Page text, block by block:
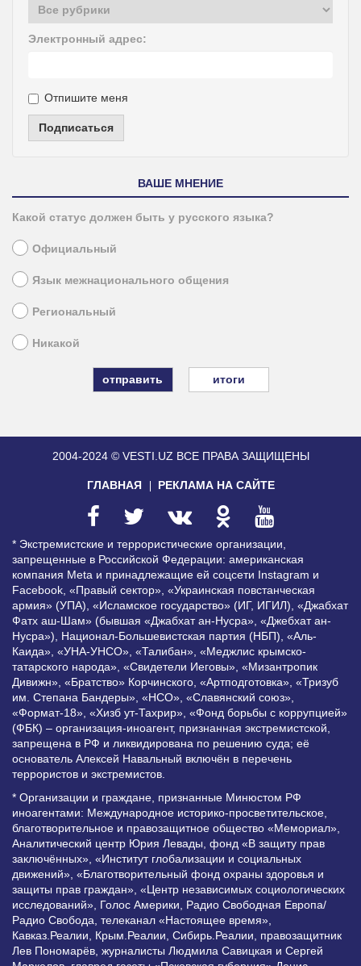
Электронный адрес:
Отпишите меня
Подписаться
ВАШЕ МНЕНИЕ
Какой статус должен быть у русского языка?
Официальный
Язык межнационального общения
Региональный
Никакой
итоги
2004-2024 © VESTI.UZ ВСЕ ПРАВА ЗАЩИЩЕНЫ
ГЛАВНАЯ РЕКЛАМА НА САЙТЕ
* Экстремистские и террористические организации,
запрещенные в Российской Федерации: американская
компания Meta и принадлежащие ей соцсети Instagram и
Facebook, «Правый сектор», «Украинская повстанческая
армия» (УПА), «Исламское государство» (ИГ, ИГИЛ), «Джабхат
Фатх аш-Шам» (бывшая «Джабхат ан-Нусра», «Джебхат ан-
Нусра»), Национал-Большевистская партия (НБП), «Аль-
Каида», «УНА-УНСО», «Талибан», «Меджлис крымско-
татарского народа», «Свидетели Иеговы», «Мизантропик
Дивижн», «Братство» Корчинского, «Артподготовка», «Тризуб
им. Степана Бандеры», «НСО», «Славянский союз»,
«Формат-18», «Хизб ут-Тахрир», «Фонд борьбы с коррупцией»
(ФБК) – организация-иноагент, признанная экстремистской,
запрещена в РФ и ликвидирована по решению суда; её
основатель Алексей Навальный включён в перечень
террористов и экстремистов.
* Организации и граждане, признанные Минюстом РФ
иноагентами: Международное историко-просветительское,
благотворительное и правозащитное общество «Мемориал»,
Аналитический центр Юрия Левады, фонд «В защиту прав
заключённых», «Институт глобализации и социальных
движений», «Благотворительный фонд охраны здоровья и
защиты прав граждан», «Центр независимых социологических
исследований», Голос Америки, Радио Свободная Европа/
Радио Свобода, телеканал «Настоящее время»,
Кавказ.Реалии, Крым.Реалии, Сибирь.Реалии, правозащитник
Лев Пономарёв, журналисты Людмила Савицкая и Сергей